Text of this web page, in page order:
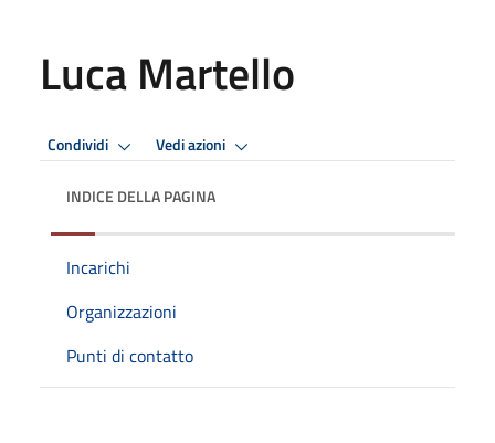
Luca Martello
Condividi Vedi azioni
INDICE DELLA PAGINA
Incarichi
Organizzazioni
Punti di contatto